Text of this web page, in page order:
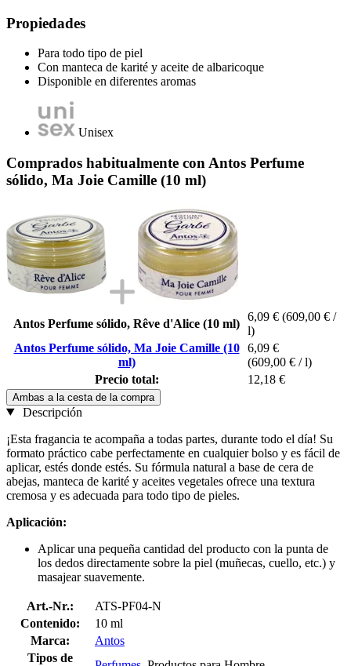
Propiedades
Para todo tipo de piel
Con manteca de karité y aceite de albaricoque
Disponible en diferentes aromas
Unisex
Comprados habitualmente con Antos Perfume
sólido, Ma Joie Camille (10 ml)
Antos Perfume sólido, Rêve d'Alice (10 ml)
6,09 € (609,00 € /
l)
Antos Perfume sólido, Ma Joie Camille (10
ml)
6,09 €
(609,00 € / l)
Precio total:
12,18 €
Ambas a la cesta de la compra
Descripción
¡Esta fragancia te acompaña a todas partes, durante todo el día! Su
formato práctico cabe perfectamente en cualquier bolso y es fácil de
aplicar, estés donde estés. Su fórmula natural a base de cera de
abejas, manteca de karité y aceites vegetales ofrece una textura
cremosa y es adecuada para todo tipo de pieles.
Aplicación:
Aplicar una pequeña cantidad del producto con la punta de
los dedos directamente sobre la piel (muñecas, cuello, etc.) y
masajear suavemente.
Art.-Nr.:
ATS-PF04-N
Contenido:
10 ml
Marca:
Antos
Tipos de